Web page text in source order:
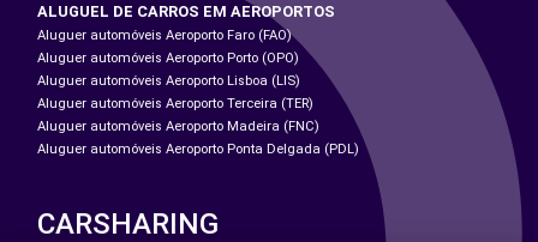
ALUGUEL DE CARROS EM AEROPORTOS
Aluguer automóveis Aeroporto Faro (FAO)
Aluguer automóveis Aeroporto Porto (OPO)
Aluguer automóveis Aeroporto Lisboa (LIS)
Aluguer automóveis Aeroporto Terceira (TER)
Aluguer automóveis Aeroporto Madeira (FNC)
Aluguer automóveis Aeroporto Ponta Delgada (PDL)
CARSHARING